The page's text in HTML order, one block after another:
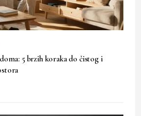
5 brzih koraka do čistog i